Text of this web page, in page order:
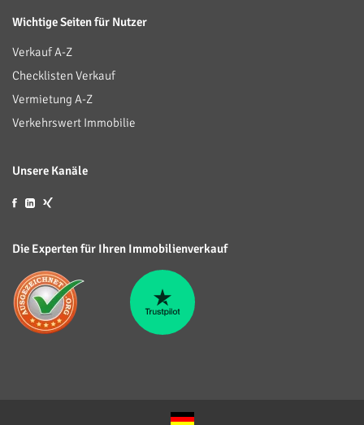
Wichtige Seiten für Nutzer
Verkauf A-Z
Checklisten Verkauf
Vermietung A-Z
Verkehrswert Immobilie
Unsere Kanäle
Die Experten für Ihren Immobilienverkauf